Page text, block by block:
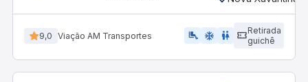
9,0 Viação AM Transportes airline_seat_legroom_extra ac_unit wc
Retirada
guichê